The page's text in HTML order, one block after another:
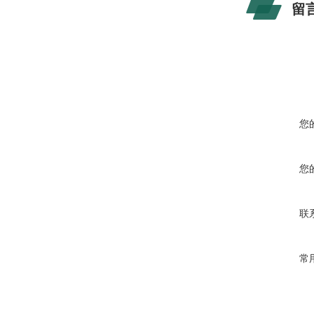
留
您
您
联
常